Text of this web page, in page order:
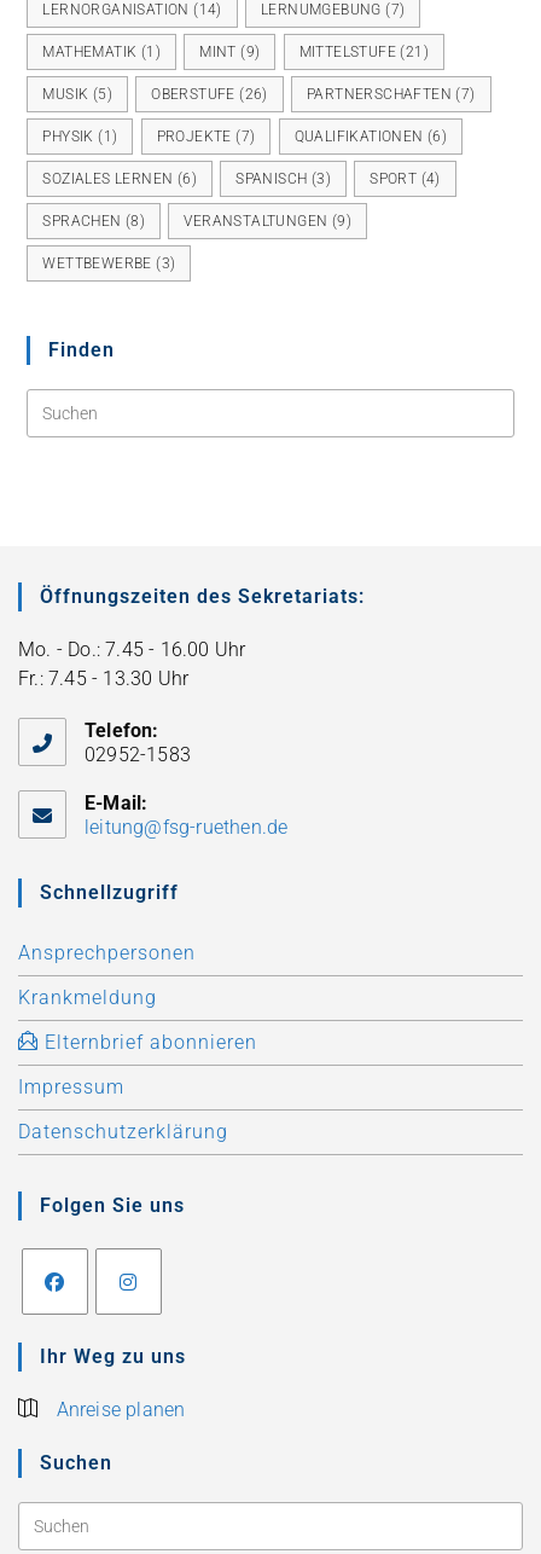
LERNORGANISATION (14) LERNUMGEBUNG (7)
MATHEMATIK (1) MINT (9) MITTELSTUFE (21)
MUSIK (5) OBERSTUFE (26) PARTNERSCHAFTEN (7)
PHYSIK (1) PROJEKTE (7) QUALIFIKATIONEN (6)
SOZIALES LERNEN (6) SPANISCH (3) SPORT (4)
SPRACHEN (8) VERANSTALTUNGEN (9)
WETTBEWERBE (3)
Finden
Öffnungszeiten des Sekretariats:
Mo. - Do.: 7.45 - 16.00 Uhr
Fr.: 7.45 - 13.30 Uhr
Telefon:
02952-1583
E-Mail:
leitung@fsg-ruethen.de
Schnellzugriff
Ansprechpersonen
Krankmeldung
Elternbrief abonnieren
Impressum
Datenschutzerklärung
Folgen Sie uns
Ihr Weg zu uns
Anreise planen
Suchen